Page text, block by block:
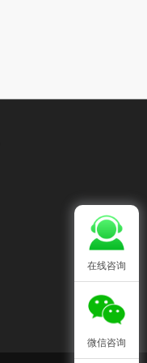
在线咨询
微信咨询